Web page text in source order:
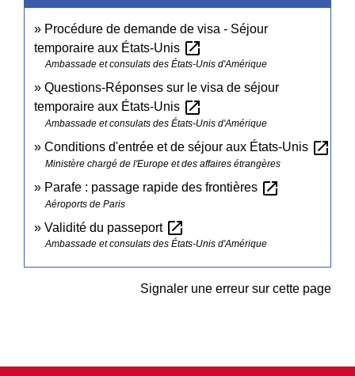
Procédure de demande de visa - Séjour
temporaire aux États-Unis open_in_new
Ambassade et consulats des États-Unis d'Amérique
Questions-Réponses sur le visa de séjour
temporaire aux États-Unis open_in_new
Ambassade et consulats des États-Unis d'Amérique
Conditions d'entrée et de séjour aux États-Unis open_in_new
Ministère chargé de l'Europe et des affaires étrangères
Parafe : passage rapide des frontières open_in_new
Aéroports de Paris
Validité du passeport open_in_new
Ambassade et consulats des États-Unis d'Amérique
Signaler une erreur sur cette page